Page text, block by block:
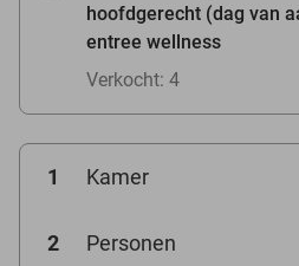
hoofdgerecht (dag van
entree wellness
Verkocht: 4
1 Kamer
2 Personen